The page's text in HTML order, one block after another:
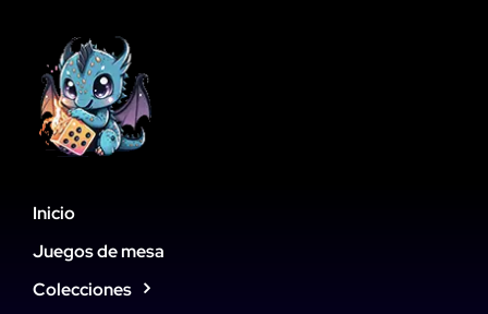
Inicio
Juegos de mesa
Colecciones